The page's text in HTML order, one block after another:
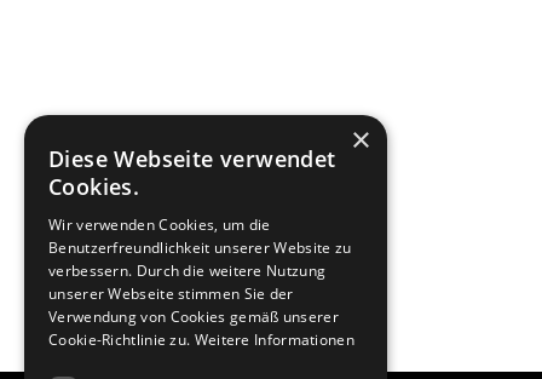
×
Diese Webseite verwendet
Cookies.
Wir verwenden Cookies, um die
Benutzerfreundlichkeit unserer Website zu
verbessern. Durch die weitere Nutzung
unserer Webseite stimmen Sie der
Verwendung von Cookies gemäß unserer
Cookie-Richtlinie zu. Weitere Informationen